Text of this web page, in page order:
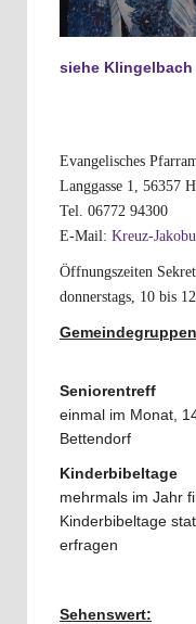
siehe Klingelbach
Evangelisches
Langgasse 1, 56357
Tel. 06772 94300
E-Mail: Kreuz-
Öffnungszeiten
donnerstags, 10 bis
Seniorentreff
einmal im Monat,
Bettendorf
Kinderbibeltage
mehrmals im Jahr
Kinderbibeltage
erfragen
Sehenswert: